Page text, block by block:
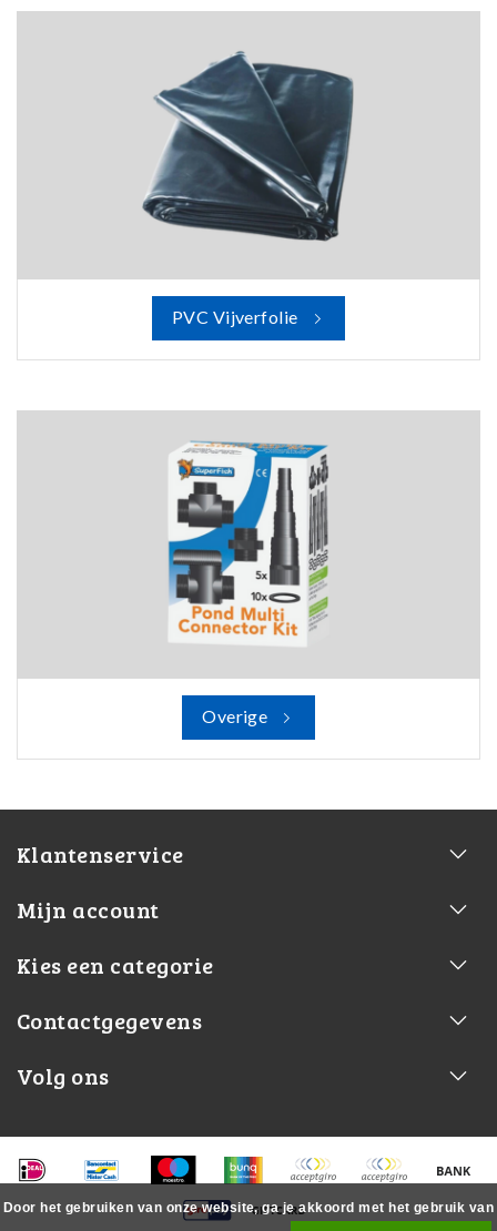
PVC Vijverfolie
Overige
Klantenservice
Mijn account
Kies een categorie
Contactgegevens
Volg ons
Door het gebruiken van onze website, ga je akkoord met het gebruik van